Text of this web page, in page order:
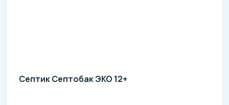
Септик Септобак ЭКО 12+